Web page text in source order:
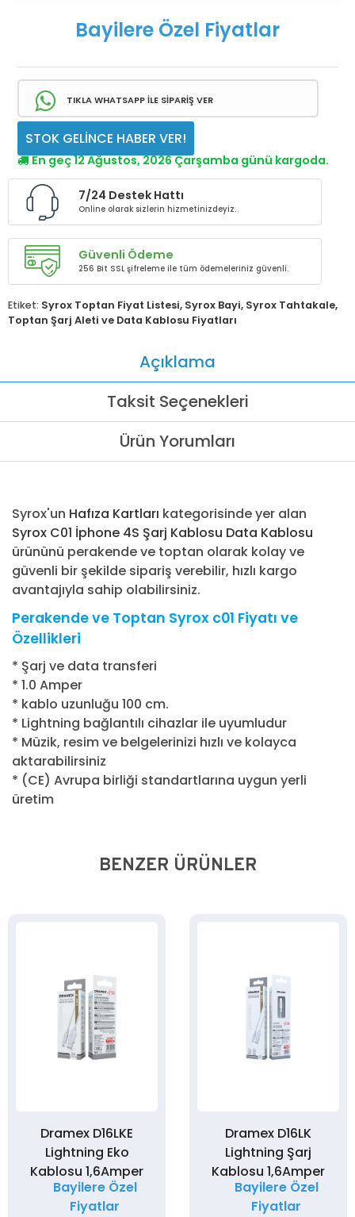
Bayilere Özel Fiyatlar
TIKLA WHATSAPP İLE SİPARİŞ VER
STOK GELİNCE HABER VER!
En geç 12 Ağustos, 2026 Çarşamba günü kargoda.
7/24 Destek Hattı
Online olarak sizlerin hizmetinizdeyiz.
Güvenli Ödeme
256 Bit SSL şifreleme ile tüm ödemeleriniz güvenli.
Etiket: Syrox Toptan Fiyat Listesi, Syrox Bayi, Syrox Tahtakale,
Toptan Şarj Aleti ve Data Kablosu Fiyatları
Açıklama
Taksit Seçenekleri
Ürün Yorumları
Syrox'un Hafıza Kartları kategorisinde yer alan
Syrox C01 İphone 4S Şarj Kablosu Data Kablosu
ürününü perakende ve toptan olarak kolay ve
güvenli bir şekilde sipariş verebilir, hızlı kargo
avantajıyla sahip olabilirsiniz.
Perakende ve Toptan Syrox c01 Fiyatı ve
Özellikleri
* Şarj ve data transferi
* 1.0 Amper
* kablo uzunluğu 100 cm.
* Lightning bağlantılı cihazlar ile uyumludur
* Müzik, resim ve belgelerinizi hızlı ve kolayca
aktarabilirsiniz
* (CE) Avrupa birliği standartlarına uygun yerli
üretim
BENZER ÜRÜNLER
Dramex D16LKE
Lightning Eko
Kablosu 1,6Amper
Bayilere Özel
Fiyatlar
Dramex D16LK
Lightning Şarj
Kablosu 1,6Amper
Bayilere Özel
Fiyatlar